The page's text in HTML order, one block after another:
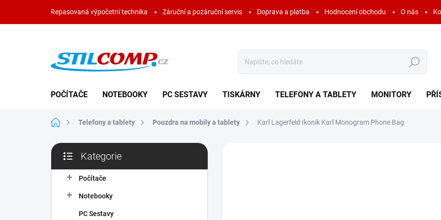
obsah
Repasovaná výpočetní technika Záruční a pozáruční servis Doprava a platba Hodnocení obchodu O nás
Hledat
POČÍTAČE NOTEBOOKY PC SESTAVY TISKÁRNY TELEFONY A TABLETY MONITORY
Domů Telefony a tablety Pouzdra na mobily a tablety Karl Lagerfeld Ikonik Karl Monogram Phone Bag
P
s
kategorie
Kategorie
Počítače
Notebooky
PC Sestavy